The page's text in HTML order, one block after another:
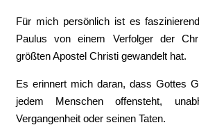
Für mich persönlich ist es
Paulus von einem Verfolger der
größten Apostel Christi gewandelt hat.
Es erinnert mich daran, dass Gottes
jedem Menschen offensteht,
Vergangenheit oder seinen Taten.